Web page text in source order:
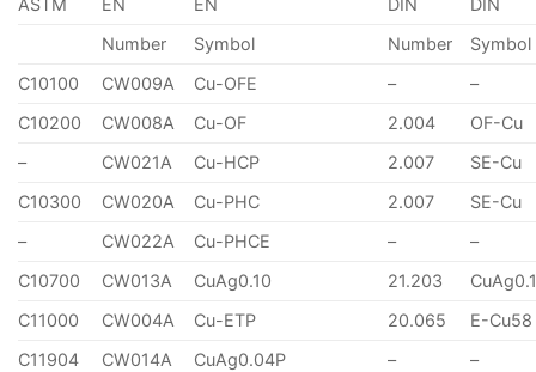
Number
Symbol Number
Symbol
C10100
CW009A Cu-OFE –
–
C10200
CW008A Cu-OF 2.004
OF-Cu
–
CW021A Cu-HCP 2.007
SE-Cu
C10300
CW020A Cu-PHC 2.007
SE-Cu
–
CW022A Cu-PHCE –
–
C10700
CW013A CuAg0.10 21.203
C11000
CW004A Cu-ETP 20.065
E-Cu58
C11904
CW014A CuAg0.04P –
–